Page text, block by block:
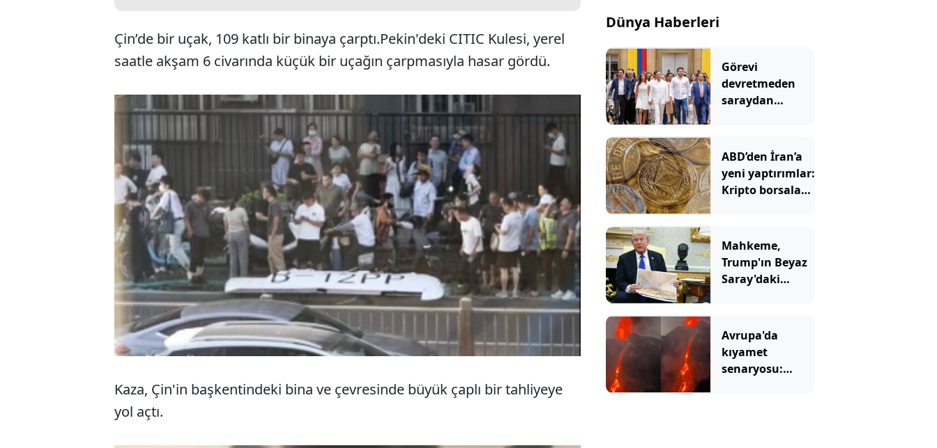
Çin’de bir uçak, 109 katlı bir binaya çarptı.Pekin'deki CITIC Kulesi, yerel
saatle akşam 6 civarında küçük bir uçağın çarpmasıyla hasar gördü.
Kaza, Çin'in başkentindeki bina ve çevresinde büyük çaplı bir tahliyeye
yol açtı.
Dünya Haberleri
Görevi
devretmeden
saraydan
müzeye
çevireceğim’
demişti
ABD’den İran’a
yeni yaptırımlar:
Kripto borsaları
Mahkeme,
Trump'ın Beyaz
Saray'daki
Avrupa'da
kıyamet
senaryosu: